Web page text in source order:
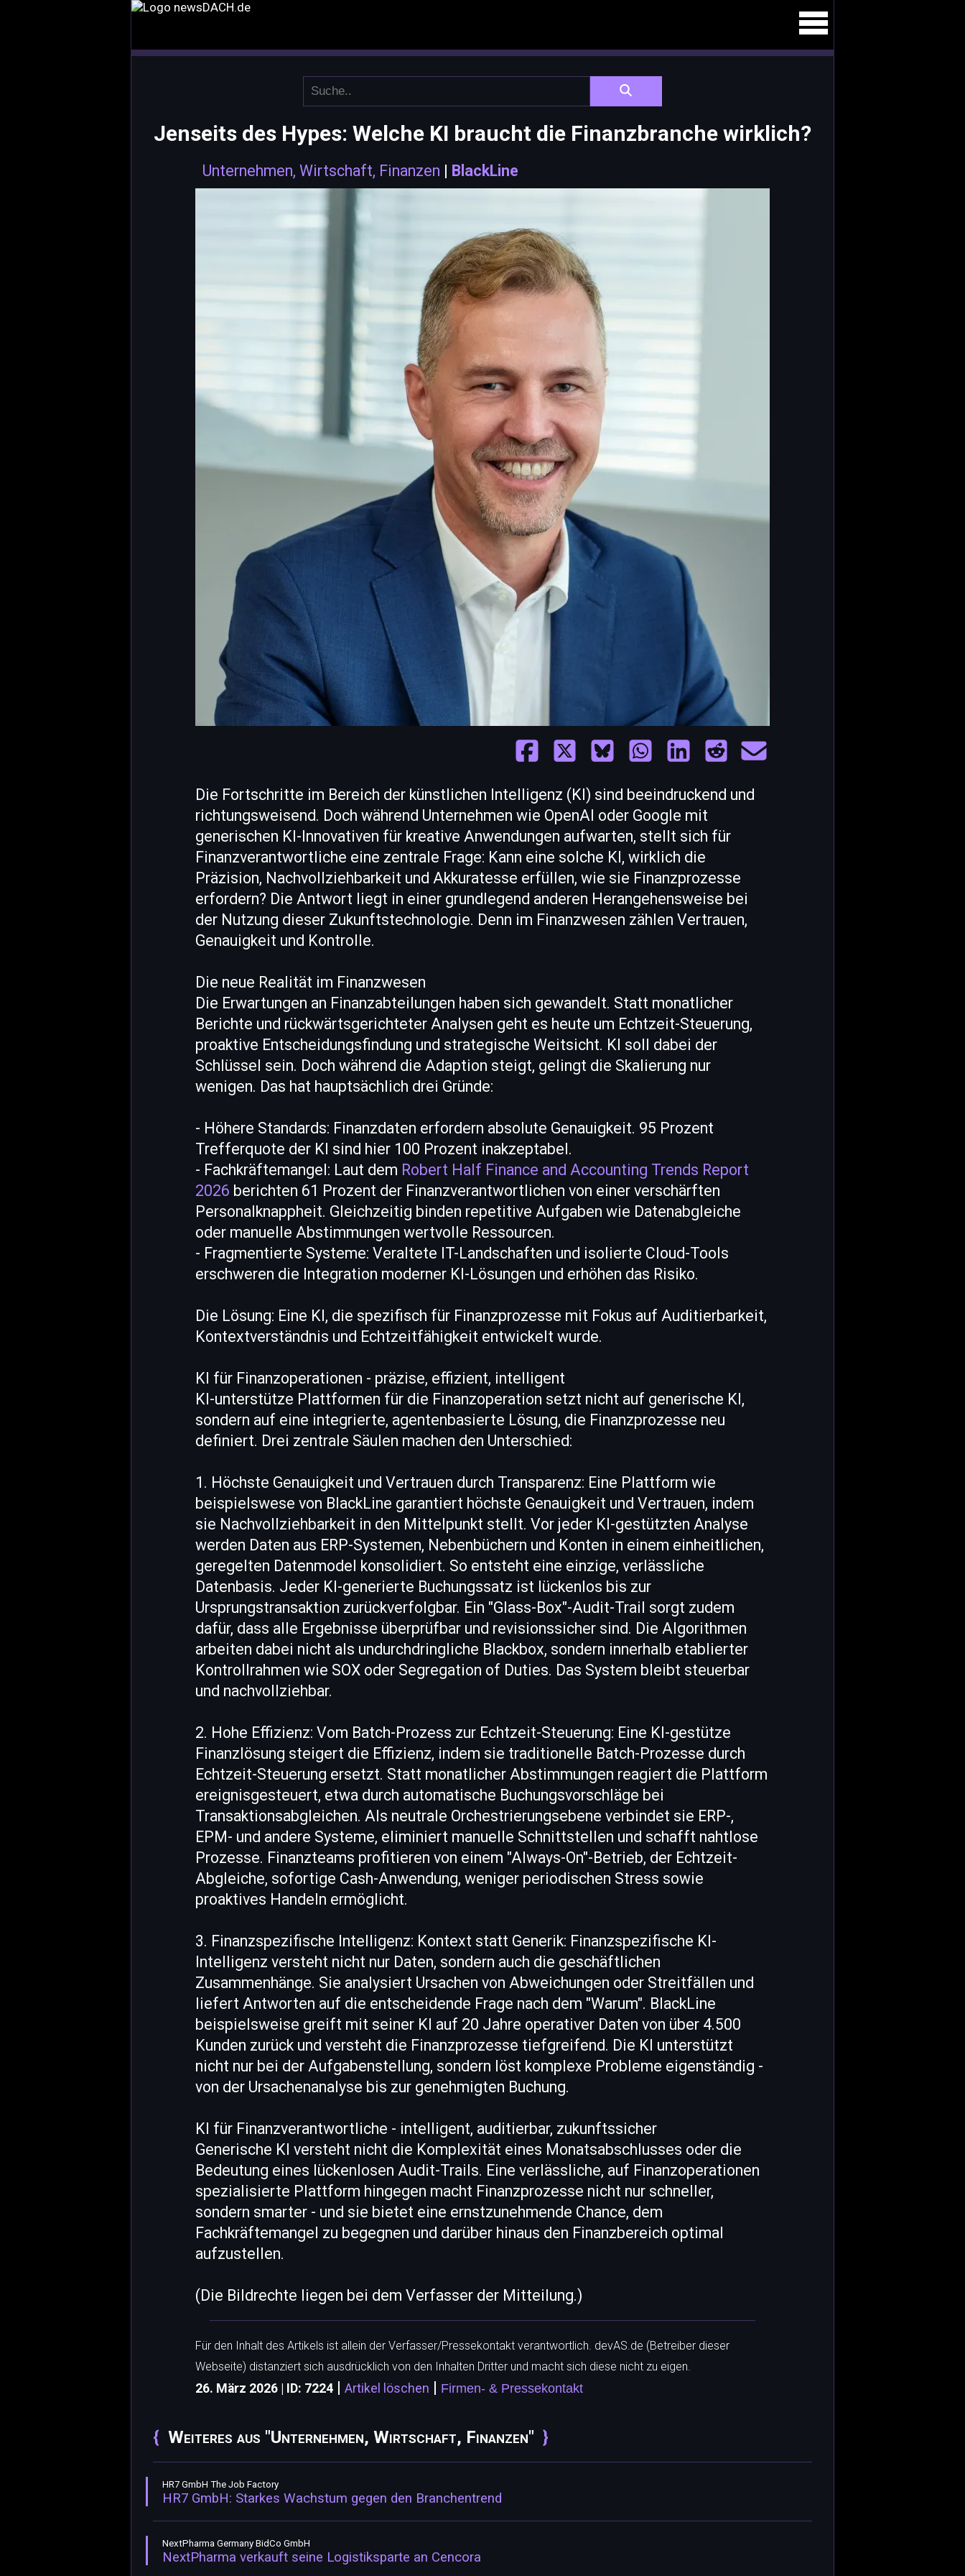
Jenseits des Hypes: Welche KI braucht die Finanzbranche wirklich?
Unternehmen, Wirtschaft, Finanzen | BlackLine
Die Fortschritte im Bereich der künstlichen Intelligenz (KI) sind beeindruckend und
richtungsweisend. Doch während Unternehmen wie OpenAI oder Google mit
generischen KI-Innovativen für kreative Anwendungen aufwarten, stellt sich für
Finanzverantwortliche eine zentrale Frage: Kann eine solche KI, wirklich die
Präzision, Nachvollziehbarkeit und Akkuratesse erfüllen, wie sie Finanzprozesse
erfordern? Die Antwort liegt in einer grundlegend anderen Herangehensweise bei
der Nutzung dieser Zukunftstechnologie. Denn im Finanzwesen zählen Vertrauen,
Genauigkeit und Kontrolle.
Die neue Realität im Finanzwesen
Die Erwartungen an Finanzabteilungen haben sich gewandelt. Statt monatlicher
Berichte und rückwärtsgerichteter Analysen geht es heute um Echtzeit-Steuerung,
proaktive Entscheidungsfindung und strategische Weitsicht. KI soll dabei der
Schlüssel sein. Doch während die Adaption steigt, gelingt die Skalierung nur
wenigen. Das hat hauptsächlich drei Gründe:
- Höhere Standards: Finanzdaten erfordern absolute Genauigkeit. 95 Prozent
Trefferquote der KI sind hier 100 Prozent inakzeptabel.
- Fachkräftemangel: Laut dem Robert Half Finance and Accounting Trends Report
2026 berichten 61 Prozent der Finanzverantwortlichen von einer verschärften
Personalknappheit. Gleichzeitig binden repetitive Aufgaben wie Datenabgleiche
oder manuelle Abstimmungen wertvolle Ressourcen.
- Fragmentierte Systeme: Veraltete IT-Landschaften und isolierte Cloud-Tools
erschweren die Integration moderner KI-Lösungen und erhöhen das Risiko.
Die Lösung: Eine KI, die spezifisch für Finanzprozesse mit Fokus auf Auditierbarkeit,
Kontextverständnis und Echtzeitfähigkeit entwickelt wurde.
KI für Finanzoperationen - präzise, effizient, intelligent
KI-unterstütze Plattformen für die Finanzoperation setzt nicht auf generische KI,
sondern auf eine integrierte, agentenbasierte Lösung, die Finanzprozesse neu
definiert. Drei zentrale Säulen machen den Unterschied:
1. Höchste Genauigkeit und Vertrauen durch Transparenz: Eine Plattform wie
beispielswese von BlackLine garantiert höchste Genauigkeit und Vertrauen, indem
sie Nachvollziehbarkeit in den Mittelpunkt stellt. Vor jeder KI-gestützten Analyse
werden Daten aus ERP-Systemen, Nebenbüchern und Konten in einem einheitlichen,
geregelten Datenmodel konsolidiert. So entsteht eine einzige, verlässliche
Datenbasis. Jeder KI-generierte Buchungssatz ist lückenlos bis zur
Ursprungstransaktion zurückverfolgbar. Ein "Glass-Box"-Audit-Trail sorgt zudem
dafür, dass alle Ergebnisse überprüfbar und revisionssicher sind. Die Algorithmen
arbeiten dabei nicht als undurchdringliche Blackbox, sondern innerhalb etablierter
Kontrollrahmen wie SOX oder Segregation of Duties. Das System bleibt steuerbar
und nachvollziehbar.
2. Hohe Effizienz: Vom Batch-Prozess zur Echtzeit-Steuerung: Eine KI-gestütze
Finanzlösung steigert die Effizienz, indem sie traditionelle Batch-Prozesse durch
Echtzeit-Steuerung ersetzt. Statt monatlicher Abstimmungen reagiert die Plattform
ereignisgesteuert, etwa durch automatische Buchungsvorschläge bei
Transaktionsabgleichen. Als neutrale Orchestrierungsebene verbindet sie ERP-,
EPM- und andere Systeme, eliminiert manuelle Schnittstellen und schafft nahtlose
Prozesse. Finanzteams profitieren von einem "Always-On"-Betrieb, der Echtzeit-
Abgleiche, sofortige Cash-Anwendung, weniger periodischen Stress sowie
proaktives Handeln ermöglicht.
3. Finanzspezifische Intelligenz: Kontext statt Generik: Finanzspezifische KI-
Intelligenz versteht nicht nur Daten, sondern auch die geschäftlichen
Zusammenhänge. Sie analysiert Ursachen von Abweichungen oder Streitfällen und
liefert Antworten auf die entscheidende Frage nach dem "Warum". BlackLine
beispielsweise greift mit seiner KI auf 20 Jahre operativer Daten von über 4.500
Kunden zurück und versteht die Finanzprozesse tiefgreifend. Die KI unterstützt
nicht nur bei der Aufgabenstellung, sondern löst komplexe Probleme eigenständig -
von der Ursachenanalyse bis zur genehmigten Buchung.
KI für Finanzverantwortliche - intelligent, auditierbar, zukunftssicher
Generische KI versteht nicht die Komplexität eines Monatsabschlusses oder die
Bedeutung eines lückenlosen Audit-Trails. Eine verlässliche, auf Finanzoperationen
spezialisierte Plattform hingegen macht Finanzprozesse nicht nur schneller,
sondern smarter - und sie bietet eine ernstzunehmende Chance, dem
Fachkräftemangel zu begegnen und darüber hinaus den Finanzbereich optimal
aufzustellen.
(Die Bildrechte liegen bei dem Verfasser der Mitteilung.)
Für den Inhalt des Artikels ist allein der Verfasser/Pressekontakt verantwortlich. devAS.de (Betreiber dieser
Webseite) distanziert sich ausdrücklich von den Inhalten Dritter und macht sich diese nicht zu eigen.
26. März 2026 | ID: 7224 | Artikel löschen | Firmen- & Pressekontakt
Weiteres aus "Unternehmen, Wirtschaft, Finanzen"
HR7 GmbH The Job Factory
HR7 GmbH: Starkes Wachstum gegen den Branchentrend
NextPharma Germany BidCo GmbH
NextPharma verkauft seine Logistiksparte an Cencora